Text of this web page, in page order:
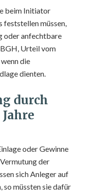
beim Initiator
feststellen müssen,
oder anfechtbare
Urteil vom
die
dienten.
durch
oder Gewinne
der
sich Anleger auf
so müssten sie dafür